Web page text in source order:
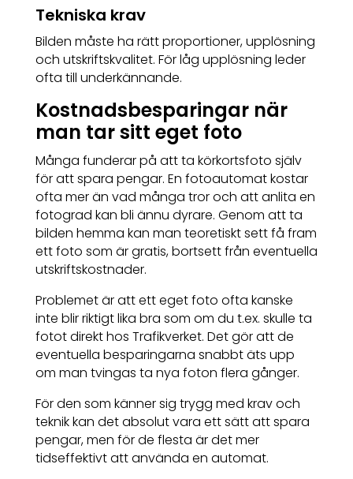
Tekniska krav
Bilden måste ha rätt proportioner, upplösning
och utskriftskvalitet. För låg upplösning leder
ofta till underkännande.
Kostnadsbesparingar när
man tar sitt eget foto
Många funderar på att ta körkortsfoto själv
för att spara pengar. En fotoautomat kostar
ofta mer än vad många tror och att anlita en
fotograd kan bli ännu dyrare. Genom att ta
bilden hemma kan man teoretiskt sett få fram
ett foto som är gratis, bortsett från eventuella
utskriftskostnader.
Problemet är att ett eget foto ofta kanske
inte blir riktigt lika bra som om du t.ex. skulle ta
fotot direkt hos Trafikverket. Det gör att de
eventuella besparingarna snabbt äts upp
om man tvingas ta nya foton flera gånger.
För den som känner sig trygg med krav och
teknik kan det absolut vara ett sätt att spara
pengar, men för de flesta är det mer
tidseffektivt att använda en automat.